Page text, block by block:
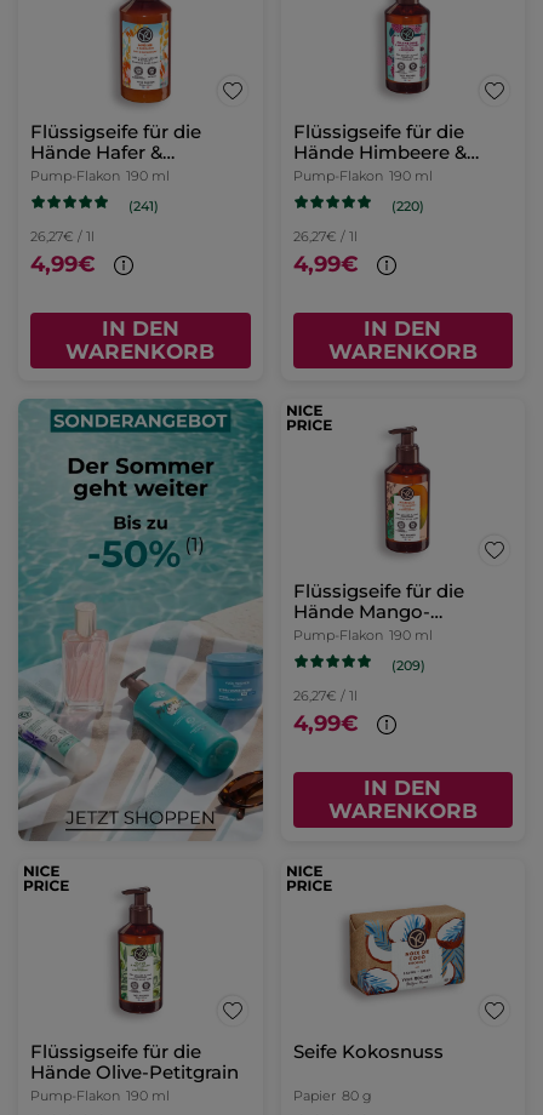
Flüssigseife für die
Hände Hafer &
Buchweizen
Pump-Flakon 190 ml
(241)
26,27€ / 1l
4,99€
IN DEN
WARENKORB
Flüssigseife für die
Hände Himbeere &
Pfefferminze
Pump-Flakon 190 ml
(220)
26,27€ / 1l
4,99€
IN DEN
WARENKORB
Flüssigseife für die
Hände Mango-
Koriander
Pump-Flakon 190 ml
(209)
26,27€ / 1l
4,99€
IN DEN
WARENKORB
Flüssigseife für die
Hände Olive-Petitgrain
Pump-Flakon 190 ml
Seife Kokosnuss
Papier 80 g